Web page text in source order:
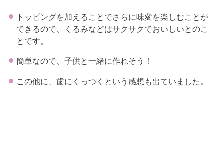
トッピングを加えることでさらに味変を楽しむことが
できるので、くるみなどはサクサクでおいしいとのこ
とです。
簡単なので、子供と一緒に作れそう！
この他に、歯にくっつくという感想も出ていました。